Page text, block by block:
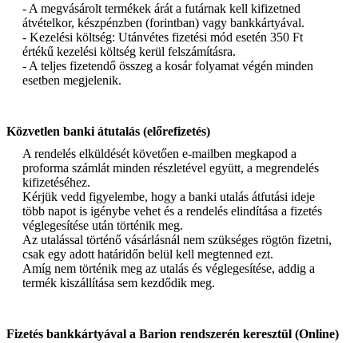
- A megvásárolt termékek árát a futárnak kell kifizetned
átvételkor, készpénzben (forintban) vagy bankkártyával.
- Kezelési költség: Utánvétes fizetési mód esetén 350 Ft
értékű kezelési költség kerül felszámításra.
- A teljes fizetendő összeg a kosár folyamat végén minden
esetben megjelenik.
Közvetlen banki átutalás (előrefizetés)
A rendelés elküldését követően e-mailben megkapod a
proforma számlát minden részletével együtt, a megrendelés
kifizetéséhez.
Kérjük vedd figyelembe, hogy a banki utalás átfutási ideje
több napot is igénybe vehet és a rendelés elindítása a fizetés
véglegesítése után történik meg.
Az utalással történő vásárlásnál nem szükséges rögtön fizetni,
csak egy adott határidőn belül kell megtenned ezt.
Amíg nem történik meg az utalás és véglegesítése, addig a
termék kiszállítása sem kezdődik meg.
Fizetés bankkártyával a Barion rendszerén keresztül (Online)